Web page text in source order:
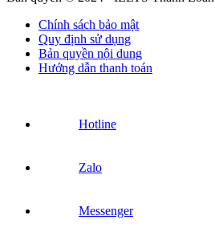
Chính sách bảo mật
Quy định sử dụng
Bản quyền nội dung
Hướng dẫn thanh toán
Hotline
Zalo
Messenger